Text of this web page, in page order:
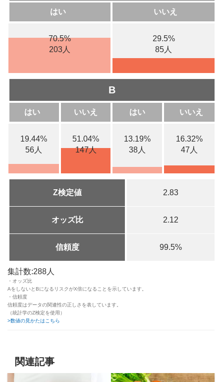
はい いいえ
70.5%
203人
29.5%
85人
B
はい いいえ はい いいえ
19.44%
56人
51.04%
147人
13.19%
38人
16.32%
47人
Z検定値 2.83
オッズ比 2.12
信頼度 99.5%
集計数:288人
・オッズ比
AをしないとBになるリスクがX倍になることを示しています。
・信頼度
信頼度はデータの関連性の正しさを表しています。
（統計学のZ検定を使用）
>数値の見かたはこちら
関連記事